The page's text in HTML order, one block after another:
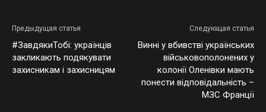
Предыдущая статья
#ЗавдякиТобі: українців
закликають подякувати
захисникам і захисницям
Следующая статья
Винні у вбивстві українських
військовополонених у
колонії Оленівки мають
понести відповідальність –
МЗС Франції